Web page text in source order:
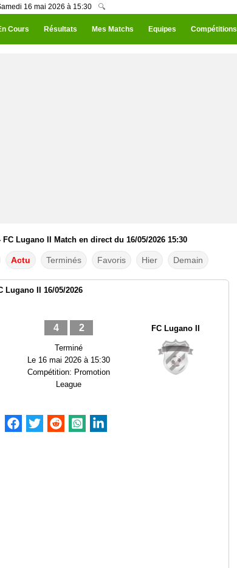
16 mai 2026 à 15:30 🔍
Cours Résultats Mes Matchs Equipes Compétitions
FC Lugano II Match en direct du 16/05/2026 15:30
Actu Terminés Favoris Hier Demain
Lugano II 16/05/2026
4 2
Terminé
Le 16 mai 2026 à 15:30
Compétition: Promotion
League
FC Lugano II